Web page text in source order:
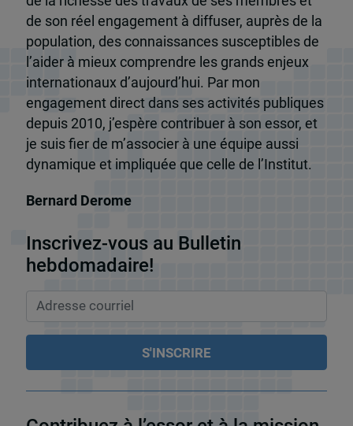
de son réel engagement à diffuser, auprès de la
population, des connaissances susceptibles de
l’aider à mieux comprendre les grands enjeux
internationaux d’aujourd’hui. Par mon
engagement direct dans ses activités publiques
depuis 2010, j’espère contribuer à son essor, et
je suis fier de m’associer à une équipe aussi
dynamique et impliquée que celle de l’Institut.
Bernard Derome
Inscrivez-vous au Bulletin
hebdomadaire!